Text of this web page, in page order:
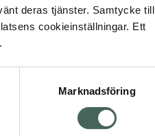
deras tjänster. Samtycke till
cookieinställningar. Ett
Marknadsföring
recept och läkemedel